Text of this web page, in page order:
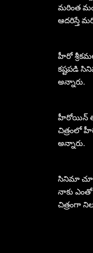
మరింత
ఆదరిస్తే
హీరో
కష్టపడి
అన్నారు.
హీరోయిన్‌
చిత్రంలో
అన్నారు.
సినిమా
నాకు ఎంతో
చిత్రంగా